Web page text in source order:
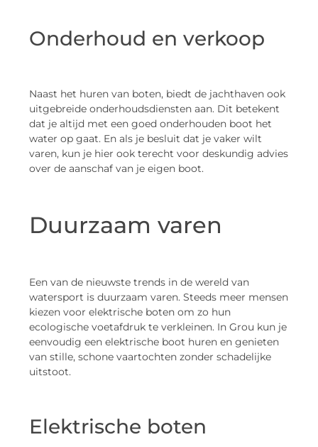
Onderhoud en verkoop
Naast het huren van boten, biedt de jachthaven ook
uitgebreide onderhoudsdiensten aan. Dit betekent
dat je altijd met een goed onderhouden boot het
water op gaat. En als je besluit dat je vaker wilt
varen, kun je hier ook terecht voor deskundig advies
over de aanschaf van je eigen boot.
Duurzaam varen
Een van de nieuwste trends in de wereld van
watersport is duurzaam varen. Steeds meer mensen
kiezen voor elektrische boten om zo hun
ecologische voetafdruk te verkleinen. In Grou kun je
eenvoudig een elektrische boot huren en genieten
van stille, schone vaartochten zonder schadelijke
uitstoot.
Elektrische boten